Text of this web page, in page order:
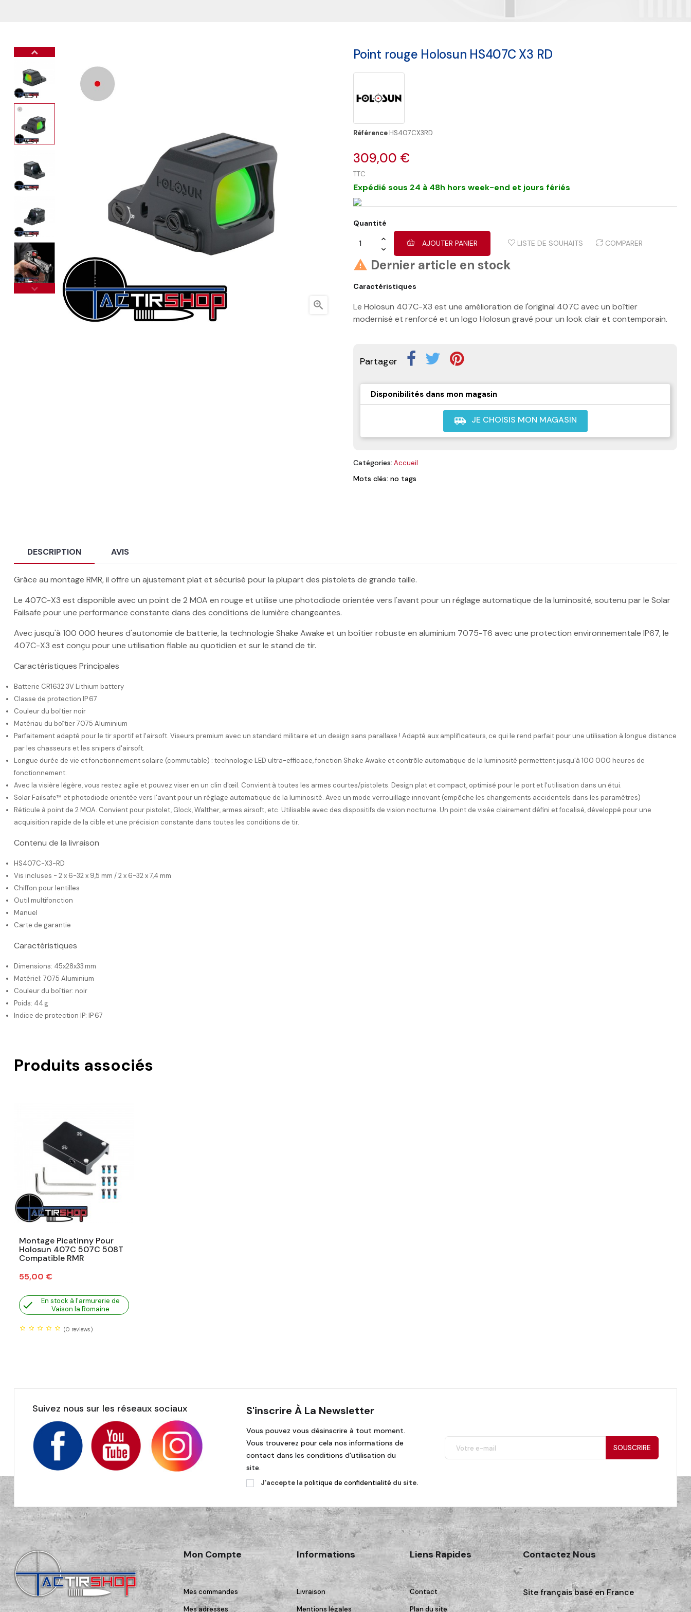

Point rouge Holosun HS407C X3 RD
RéférenceHS407CX3RD
309,00 €
TTC
Expédié sous 24 à 48h hors week-end et jours fériés
Quantité
AJOUTER PANIER LISTE DE SOUHAITS COMPARER
 Dernier article en stock
Caractéristiques
Le Holosun 407C-X3 est une amélioration de l'original 407C avec un boîtier
modernisé et renforcé et un logo Holosun gravé pour un look clair et contemporain.
Partager
Disponibilités dans mon magasin
airport_shuttle JE CHOISIS MON MAGASIN
Catégories: Accueil
Mots clés: no tags
DESCRIPTION AVIS
Grâce au montage RMR, il offre un ajustement plat et sécurisé pour la plupart des pistolets de grande taille.
Le 407C-X3 est disponible avec un point de 2 MOA en rouge et utilise une photodiode orientée vers l'avant pour un réglage automatique de la luminosité, soutenu par le Solar
Failsafe pour une performance constante dans des conditions de lumière changeantes.
Avec jusqu'à 100 000 heures d'autonomie de batterie, la technologie Shake Awake et un boîtier robuste en aluminium 7075-T6 avec une protection environnementale IP67, le
407C-X3 est conçu pour une utilisation fiable au quotidien et sur le stand de tir.
Caractéristiques Principales
Batterie CR1632 3V Lithium battery
Classe de protection IP 67
Couleur du boîtier noir
Matériau du boîtier 7075 Aluminium
Parfaitement adapté pour le tir sportif et l'airsoft. Viseurs premium avec un standard militaire et un design sans parallaxe ! Adapté aux amplificateurs, ce qui le rend parfait pour une utilisation à longue distance
par les chasseurs et les snipers d'airsoft.
Longue durée de vie et fonctionnement solaire (commutable) : technologie LED ultra-efficace, fonction Shake Awake et contrôle automatique de la luminosité permettent jusqu'à 100 000 heures de
fonctionnement.
Avec la visière légère, vous restez agile et pouvez viser en un clin d'œil. Convient à toutes les armes courtes/pistolets. Design plat et compact, optimisé pour le port et l'utilisation dans un étui.
Solar Failsafe™ et photodiode orientée vers l'avant pour un réglage automatique de la luminosité. Avec un mode verrouillage innovant (empêche les changements accidentels dans les paramètres)
Réticule à point de 2 MOA. Convient pour pistolet, Glock, Walther, armes airsoft, etc. Utilisable avec des dispositifs de vision nocturne. Un point de visée clairement défini et focalisé, développé pour une
acquisition rapide de la cible et une précision constante dans toutes les conditions de tir.
Contenu de la livraison
HS407C-X3-RD
Vis incluses - 2 x 6-32 x 9,5 mm / 2 x 6-32 x 7,4 mm
Chiffon pour lentilles
Outil multifonction
Manuel
Carte de garantie
Caractéristiques
Dimensions: 45x28x33 mm
Matériel: 7075 Aluminium
Couleur du boîtier: noir
Poids: 44 g
Indice de protection IP: IP 67
Produits associés
Montage Picatinny Pour
Holosun 407C 507C 508T
Compatible RMR
Prix
55,00 €

En stock à l'armurerie de
Vaison la Romaine
(0 reviews)
Suivez nous sur les réseaux sociaux S'inscrire À La Newsletter
Vous pouvez vous désinscrire à tout moment.
Vous trouverez pour cela nos informations de
contact dans les conditions d'utilisation du
site.
J'accepte la politique de confidentialité du site.
SOUSCRIRE
Mon Compte
Mes commandes
Mes adresses
Informations
Livraison
Mentions légales
Liens Rapides
Contact
Plan du site
Contactez Nous
Site français basé en France